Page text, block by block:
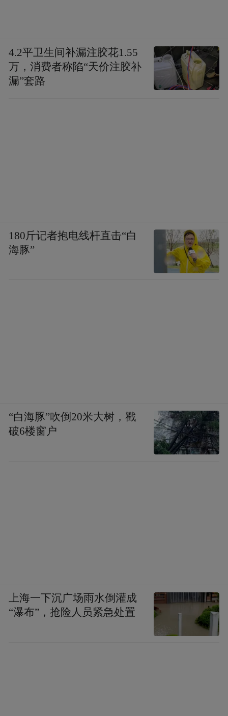
4.2平卫生间补漏注胶花1.55
万，消费者称陷“天价注胶补
漏”套路
180斤记者抱电线杆直击“白
海豚”
“白海豚”吹倒20米大树，戳
破6楼窗户
上海一下沉广场雨水倒灌成
“瀑布”，抢险人员紧急处置